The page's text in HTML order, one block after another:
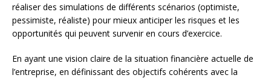
réaliser des simulations de différents scénarios (optimiste,
pessimiste, réaliste) pour mieux anticiper les risques et les
opportunités qui peuvent survenir en cours d’exercice.
En ayant une vision claire de la situation financière actuelle de
l’entreprise, en définissant des objectifs cohérents avec la